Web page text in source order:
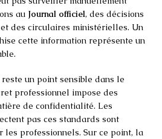
au Journal officiel, des décisions
des circulaires ministérielles. Un
cette information représente un
reste un point sensible dans le
professionnel impose des
de confidentialité. Les
pas ces standards sont
les professionnels. Sur ce point, la